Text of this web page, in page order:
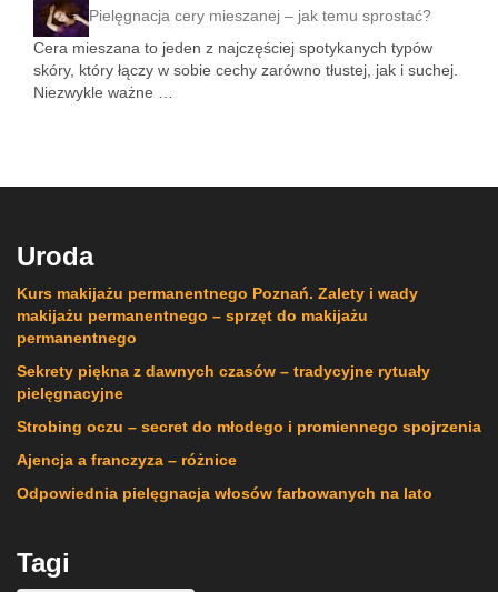
Pielęgnacja cery mieszanej – jak temu sprostać?
Cera mieszana to jeden z najczęściej spotykanych typów
skóry, który łączy w sobie cechy zarówno tłustej, jak i suchej.
Niezwykle ważne …
Uroda
Kurs makijażu permanentnego Poznań. Zalety i wady
makijażu permanentnego – sprzęt do makijażu
permanentnego
Sekrety piękna z dawnych czasów – tradycyjne rytuały
pielęgnacyjne
Strobing oczu – secret do młodego i promiennego spojrzenia
Ajencja a franczyza – różnice
Odpowiednia pielęgnacja włosów farbowanych na lato
Tagi